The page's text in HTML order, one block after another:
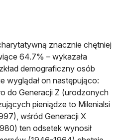
znacznie chętniej
64.7% – wykazała
demograficzny osób
wyglądał on następująco:
do Generacji Z (urodzonych
pieniądze to Milenialsi
wśród Generacji X
ten odsetek wynosił